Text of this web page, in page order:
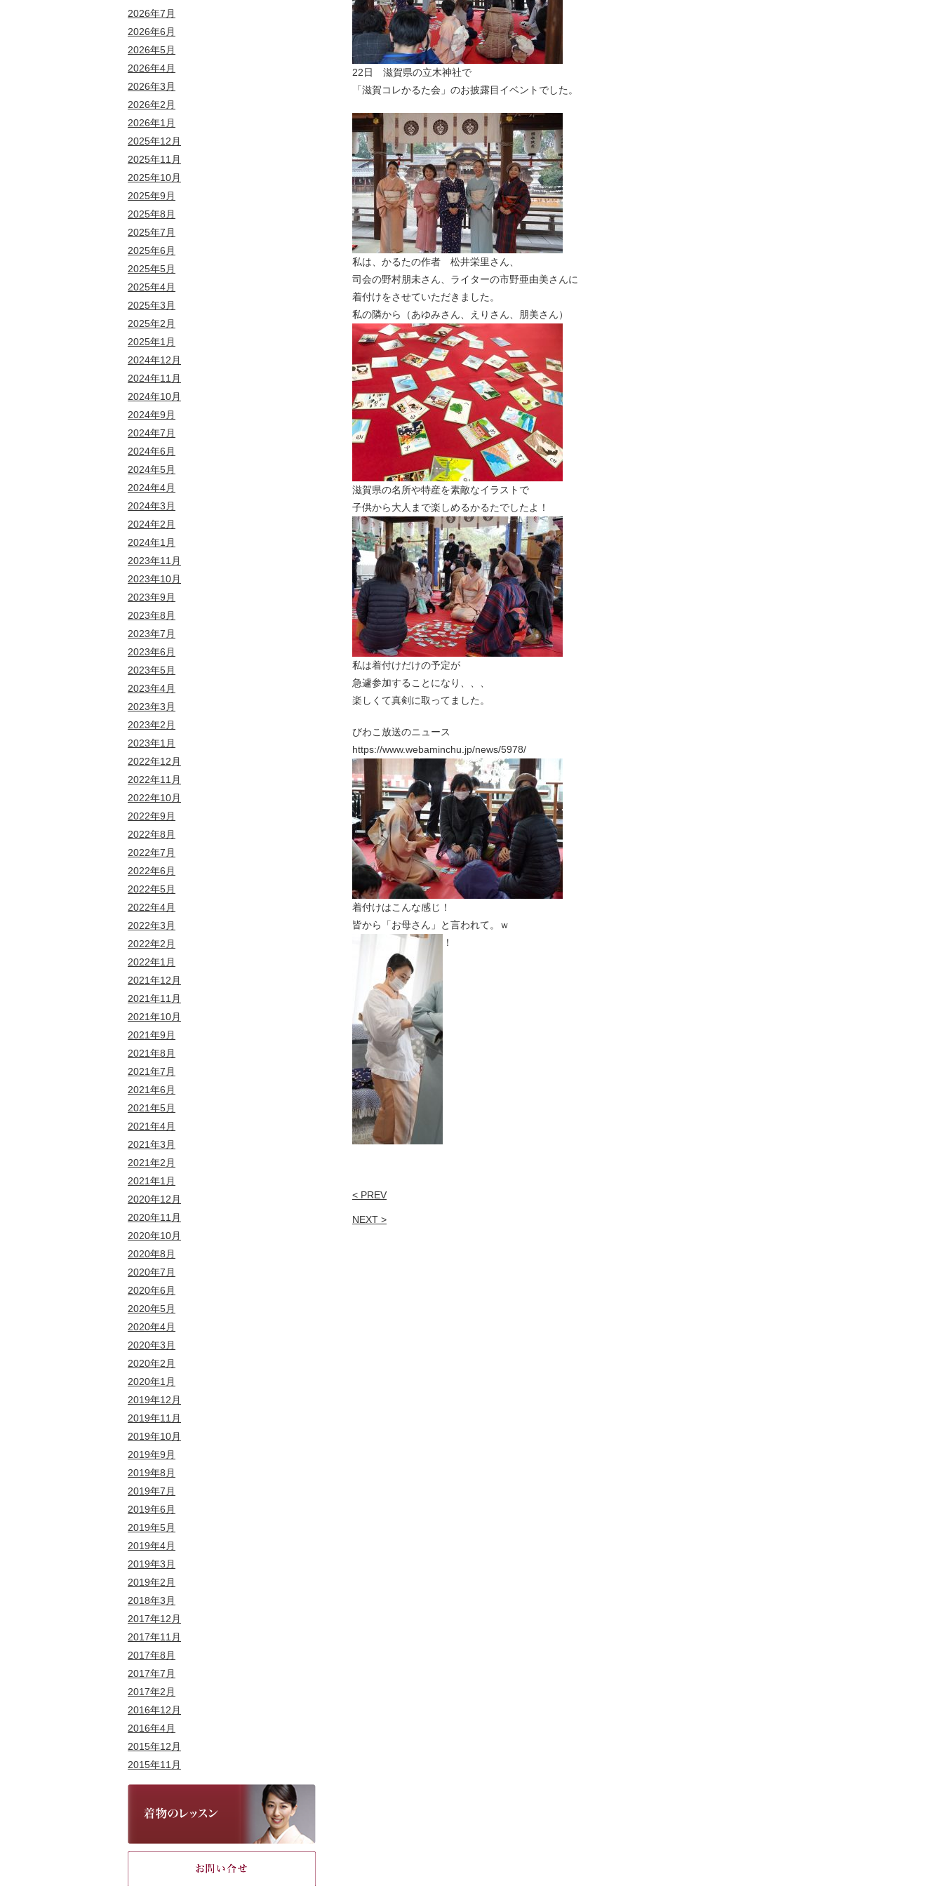
22日 滋賀県の立木神社で
「滋賀コレかるた会」のお披露目イベントでした。
私は、かるたの作者 松井栄里さん、
司会の野村朋未さん、ライターの市野亜由美さんに
着付けをさせていただきました。
私の隣から（あゆみさん、えりさん、朋美さん）
滋賀県の名所や特産を素敵なイラストで
子供から大人まで楽しめるかるたでしたよ！
私は着付けだけの予定が
急遽参加することになり、、、
楽しくて真剣に取ってました。
びわこ放送のニュース
https://www.webaminchu.jp/news/5978/
着付けはこんな感じ！
皆から「お母さん」と言われて。ｗ
！
< PREV
NEXT >
2026年7月
2026年6月
2026年5月
2026年4月
2026年3月
2026年2月
2026年1月
2025年12月
2025年11月
2025年10月
2025年9月
2025年8月
2025年7月
2025年6月
2025年5月
2025年4月
2025年3月
2025年2月
2025年1月
2024年12月
2024年11月
2024年10月
2024年9月
2024年7月
2024年6月
2024年5月
2024年4月
2024年3月
2024年2月
2024年1月
2023年11月
2023年10月
2023年9月
2023年8月
2023年7月
2023年6月
2023年5月
2023年4月
2023年3月
2023年2月
2023年1月
2022年12月
2022年11月
2022年10月
2022年9月
2022年8月
2022年7月
2022年6月
2022年5月
2022年4月
2022年3月
2022年2月
2022年1月
2021年12月
2021年11月
2021年10月
2021年9月
2021年8月
2021年7月
2021年6月
2021年5月
2021年4月
2021年3月
2021年2月
2021年1月
2020年12月
2020年11月
2020年10月
2020年8月
2020年7月
2020年6月
2020年5月
2020年4月
2020年3月
2020年2月
2020年1月
2019年12月
2019年11月
2019年10月
2019年9月
2019年8月
2019年7月
2019年6月
2019年5月
2019年4月
2019年3月
2019年2月
2018年3月
2017年12月
2017年11月
2017年8月
2017年7月
2017年2月
2016年12月
2016年4月
2015年12月
2015年11月